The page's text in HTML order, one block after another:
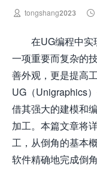
 tongshang2023 
在UG编程中实
一项重要而复杂的
善外观，更是提高
UG（Unigraphics
借其强大的建模和
加工。本篇文章将
工，从倒角的基本
软件精确地完成倒